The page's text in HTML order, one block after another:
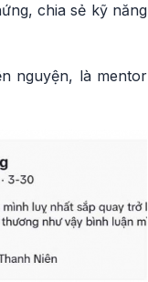
chia sẻ kỹ năng
nguyện, là mentor